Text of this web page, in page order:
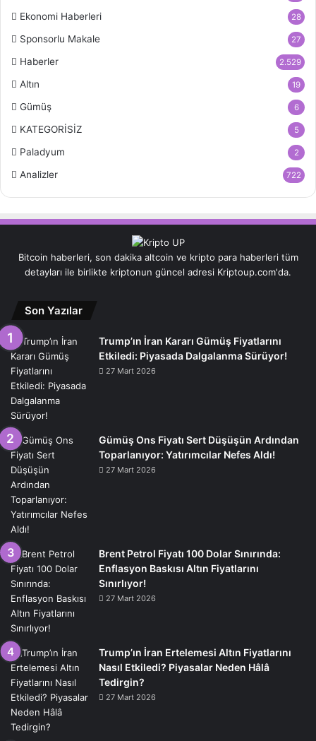
Ekonomi Haberleri 28
Sponsorlu Makale 27
Haberler 2.529
Altın 19
Gümüş 6
KATEGORİSİZ 5
Paladyum 2
Analizler 722
Bitcoin haberleri, son dakika altcoin ve kripto para haberleri tüm
detayları ile birlikte kriptonun güncel adresi Kriptoup.com'da.
Son Yazılar
Trump’ın İran Kararı Gümüş Fiyatlarını
Etkiledi: Piyasada Dalgalanma Sürüyor!
27 Mart 2026
Gümüş Ons Fiyatı Sert Düşüşün Ardından
Toparlanıyor: Yatırımcılar Nefes Aldı!
27 Mart 2026
Brent Petrol Fiyatı 100 Dolar Sınırında:
Enflasyon Baskısı Altın Fiyatlarını
Sınırlıyor!
27 Mart 2026
Trump’ın İran Ertelemesi Altın Fiyatlarını
Nasıl Etkiledi? Piyasalar Neden Hâlâ
Tedirgin?
27 Mart 2026